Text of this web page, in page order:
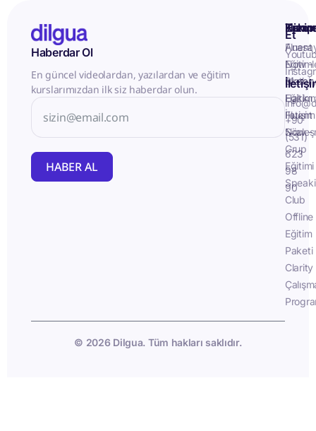
Haberdar Ol
En güncel videolardan, yazılardan ve eğitim
kurslarımızdan ilk siz haberdar olun.
HABER AL
İletişim
Fluent
Now -
Birebir
Eğitim
Fluent
Now -
Grup
Eğitimi
Club
Offline
Eğitim
Paketi
Clarity
Takip
Et
+90
(531)
623
98
90
© 2026 Dilgua. Tüm hakları saklıdır.